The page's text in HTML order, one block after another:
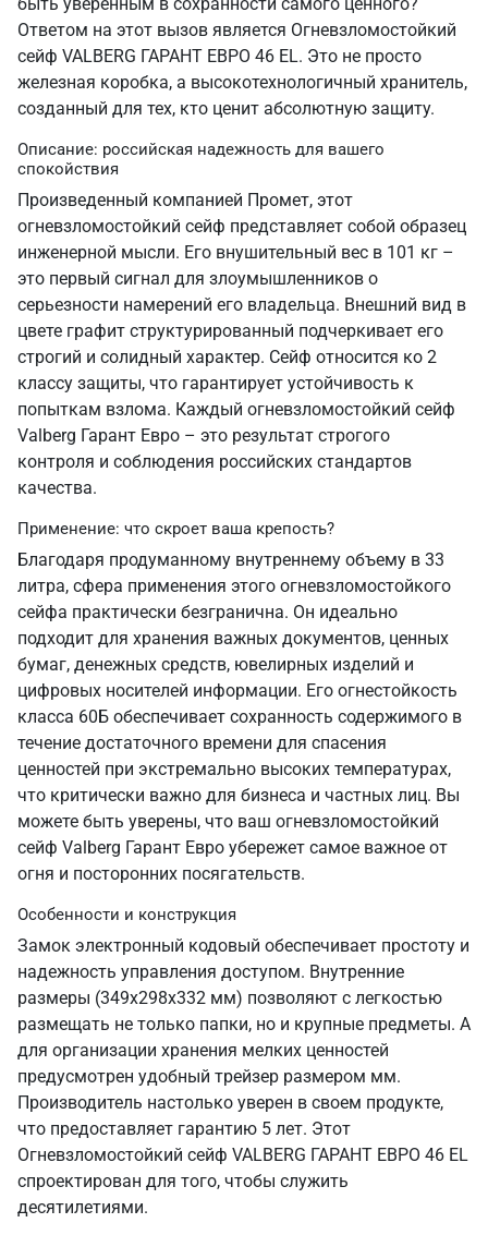
Ответом на этот вызов является Огневзломостойкий
сейф VALBERG ГАРАНТ ЕВРО 46 EL. Это не просто
железная коробка, а высокотехнологичный хранитель,
созданный для тех, кто ценит абсолютную защиту.
Описание: российская надежность для вашего
спокойствия
Произведенный компанией Промет, этот
огневзломостойкий сейф представляет собой образец
инженерной мысли. Его внушительный вес в 101 кг –
это первый сигнал для злоумышленников о
серьезности намерений его владельца. Внешний вид в
цвете графит структурированный подчеркивает его
строгий и солидный характер. Сейф относится ко 2
классу защиты, что гарантирует устойчивость к
попыткам взлома. Каждый огневзломостойкий сейф
Valberg Гарант Евро – это результат строгого
контроля и соблюдения российских стандартов
качества.
Применение: что скроет ваша крепость?
Благодаря продуманному внутреннему объему в 33
литра, сфера применения этого огневзломостойкого
сейфа практически безгранична. Он идеально
подходит для хранения важных документов, ценных
бумаг, денежных средств, ювелирных изделий и
цифровых носителей информации. Его огнестойкость
класса 60Б обеспечивает сохранность содержимого в
течение достаточного времени для спасения
ценностей при экстремально высоких температурах,
что критически важно для бизнеса и частных лиц. Вы
можете быть уверены, что ваш огневзломостойкий
сейф Valberg Гарант Евро убережет самое важное от
огня и посторонних посягательств.
Особенности и конструкция
Замок электронный кодовый обеспечивает простоту и
надежность управления доступом. Внутренние
размеры (349x298x332 мм) позволяют с легкостью
размещать не только папки, но и крупные предметы. А
для организации хранения мелких ценностей
предусмотрен удобный трейзер размером мм.
Производитель настолько уверен в своем продукте,
что предоставляет гарантию 5 лет. Этот
Огневзломостойкий сейф VALBERG ГАРАНТ ЕВРО 46 EL
спроектирован для того, чтобы служить
десятилетиями.